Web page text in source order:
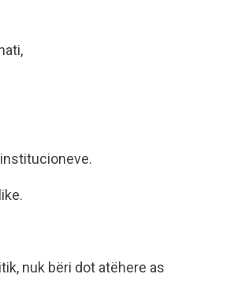
nuk bëri dot atëhere as